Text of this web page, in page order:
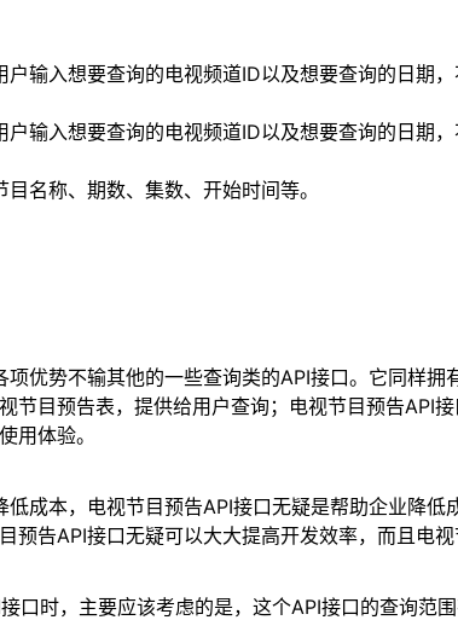
输入想要查询的电视频道ID以及想要查询的日期，
输入想要查询的电视频道ID以及想要查询的日期，
名称、期数、集数、开始时间等。
优势不输其他的一些查询类的API接口。它同样
目预告表，提供给用户查询；电视节目预告API
用体验。
成本，电视节目预告API接口无疑是帮助企业降
告API接口无疑可以大大提高开发效率，而且电视
口时，主要应该考虑的是，这个API接口的查询范